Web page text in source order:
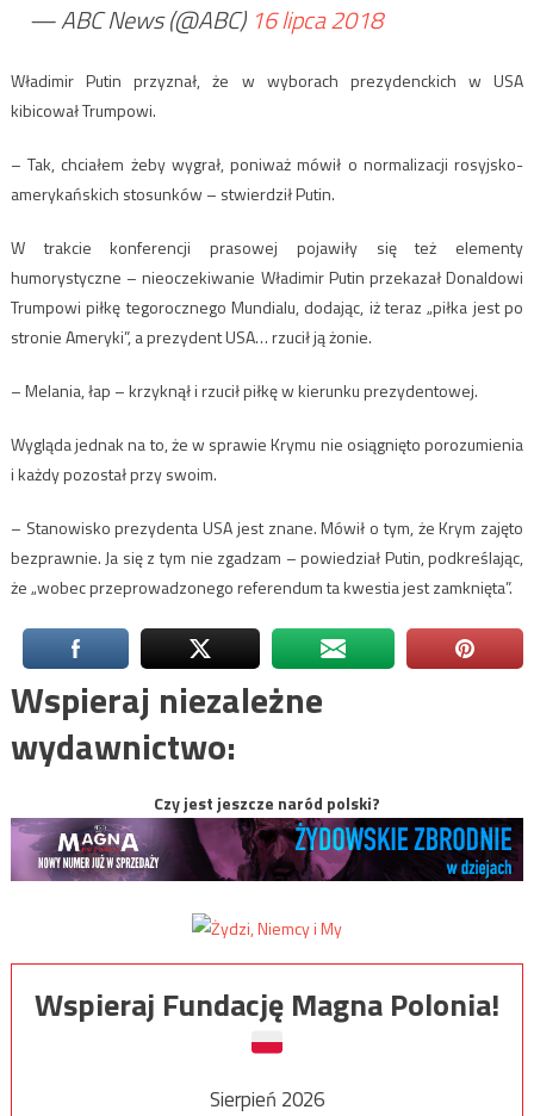
— ABC News (@ABC) 16 lipca 2018
Władimir Putin przyznał, że w wyborach prezydenckich w USA
kibicował Trumpowi.
– Tak, chciałem żeby wygrał, poniważ mówił o normalizacji rosyjsko-
amerykańskich stosunków – stwierdził Putin.
W trakcie konferencji prasowej pojawiły się też elementy
humorystyczne – nieoczekiwanie Władimir Putin przekazał Donaldowi
Trumpowi piłkę tegorocznego Mundialu, dodając, iż teraz „piłka jest po
stronie Ameryki”, a prezydent USA… rzucił ją żonie.
– Melania, łap – krzyknął i rzucił piłkę w kierunku prezydentowej.
Wygląda jednak na to, że w sprawie Krymu nie osiągnięto porozumienia
i każdy pozostał przy swoim.
– Stanowisko prezydenta USA jest znane. Mówił o tym, że Krym zajęto
bezprawnie. Ja się z tym nie zgadzam – powiedział Putin, podkreślając,
że „wobec przeprowadzonego referendum ta kwestia jest zamknięta”.
Wspieraj niezależne
wydawnictwo:
Czy jest jeszcze naród polski?
Wspieraj Fundację Magna Polonia!
Sierpień 2026